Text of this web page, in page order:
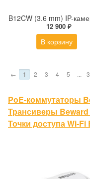
12 900 ₽
В корзину
← 1 2 3 4 5 ...
PoE-коммутаторы
Трансиверы Beward
Точки доступа Wi-Fi